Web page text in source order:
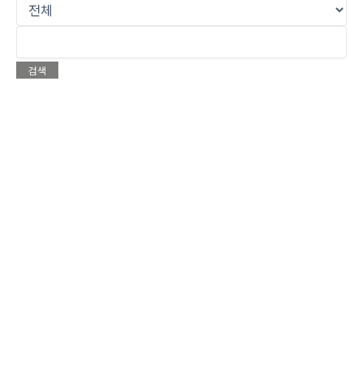
검색